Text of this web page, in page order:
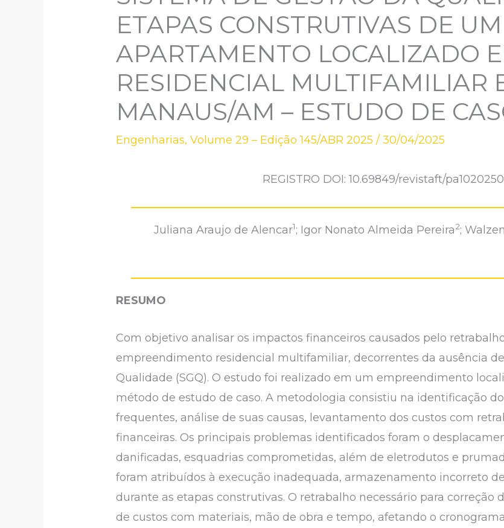
ETAPAS CONSTRUTIVAS DE UM
APARTAMENTO LOCALIZADO
RESIDENCIAL MULTIFAMILIAR
MANAUS/AM – ESTUDO DE
Engenharias,Volume 29 – Edição 145/ABR 2025 /30/04/2025
REGISTRO DOI: 10.69849/revistaft/
Juliana Araujo de Alencar1; Igor Nonato Almeida Pereira2;
RESUMO
Com objetivo analisar os impactos financeiros causados pelo
empreendimento residencial multifamiliar, decorrentes da ausência
Qualidade (SGQ). O estudo foi realizado em um empreendimento
método de estudo de caso. A metodologia consistiu na identificação
frequentes, análise de suas causas, levantamento dos custos com
financeiras. Os principais problemas identificados foram o
danificadas, esquadrias comprometidas, além de eletrodutos e
foram atribuídos à execução inadequada, armazenamento incorreto
durante as etapas construtivas. O retrabalho necessário para correção
de custos com materiais, mão de obra e tempo, afetando o